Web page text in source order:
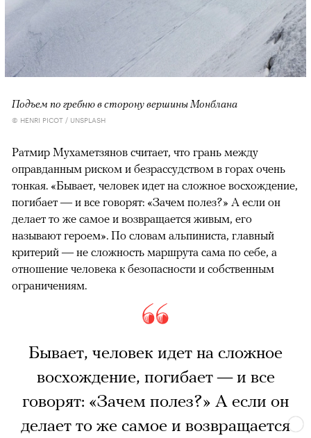
Подъем по гребню в сторону вершины Монблана
© HENRI PICOT / UNSPLASH
Ратмир Мухаметзянов считает, что грань между
оправданным риском и безрассудством в горах очень
тонкая. «Бывает, человек идет на сложное восхождение,
погибает — и все говорят: «Зачем полез?» А если он
делает то же самое и возвращается живым, его
называют героем». По словам альпиниста, главный
критерий — не сложность маршрута сама по себе, а
отношение человека к безопасности и собственным
ограничениям.
Бывает, человек идет на сложное
восхождение, погибает — и все
говорят: «Зачем полез?» А если он
делает то же самое и возвращается